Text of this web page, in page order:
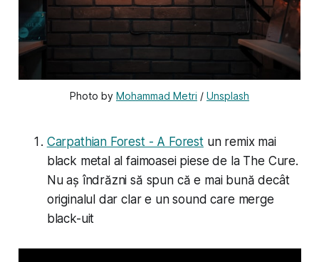
Photo by Mohammad Metri / Unsplash
Carpathian Forest - A Forestun remix mai
black metal al faimoasei piese de la The Cure.
Nu aș îndrăzni să spun că e mai bună decât
originalul dar clar e un sound care merge
black-uit